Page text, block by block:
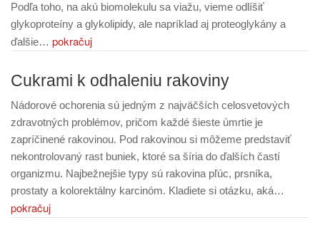
Podľa toho, na akú biomolekulu sa viažu, vieme odlíšiť
glykoproteíny a glykolipidy, ale napríklad aj proteoglykány a
ďalšie… pokračuj
Cukrami k odhaleniu rakoviny
Nádorové ochorenia sú jedným z najväčších celosvetových
zdravotných problémov, pričom každé šieste úmrtie je
zapríčinené rakovinou. Pod rakovinou si môžeme predstaviť
nekontrolovaný rast buniek, ktoré sa šíria do ďalších častí
organizmu. Najbežnejšie typy sú rakovina pľúc, prsníka,
prostaty a kolorektálny karcinóm. Kladiete si otázku, aká…
pokračuj